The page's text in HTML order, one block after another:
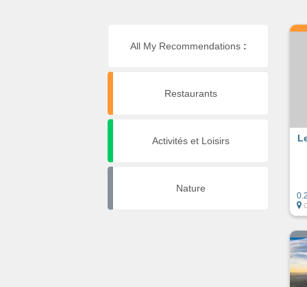
All My Recommendations :
Restaurants
Activités et Loisirs
Nature